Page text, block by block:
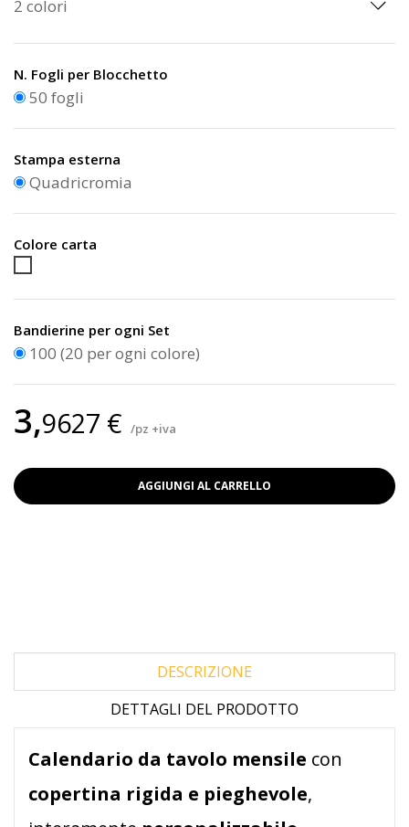
N. Fogli per Blocchetto
50 fogli
Stampa esterna
Quadricromia
Colore carta
Bianco
Bandierine per ogni Set
100 (20 per ogni colore)
3,9627 € /pz +iva
AGGIUNGI AL CARRELLO
DESCRIZIONE
DETTAGLI DEL PRODOTTO
Calendario da tavolo mensile con
copertina rigida e pieghevole,